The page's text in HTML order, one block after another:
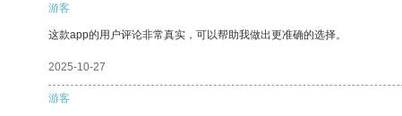
游客
这款app的用户评论非常真实，可以帮助我做出更准确的选择。
2025-10-27
游客